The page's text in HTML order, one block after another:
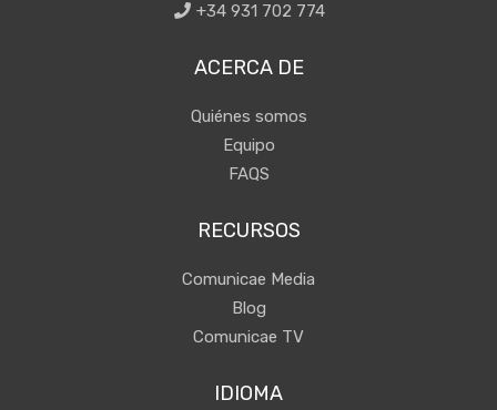
+34 931 702 774
ACERCA DE
Quiénes somos
Equipo
FAQS
RECURSOS
Comunicae Media
Blog
Comunicae TV
IDIOMA